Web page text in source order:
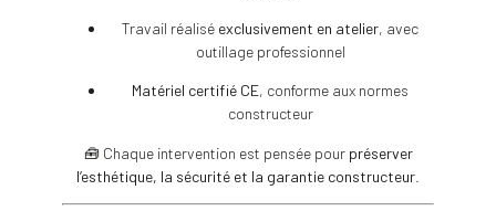
Travail réalisé exclusivement en atelier, avec
outillage professionnel
Matériel certifié CE, conforme aux normes
constructeur
🧰 Chaque intervention est pensée pour préserver
l’esthétique, la sécurité et la garantie constructeur